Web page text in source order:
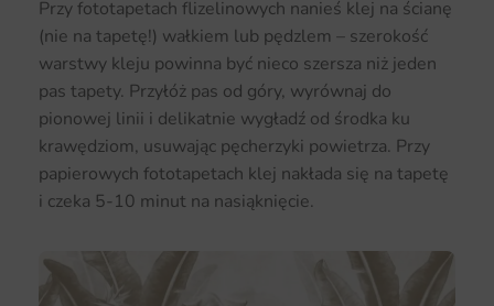
Przy fototapetach flizelinowych nanieś klej na ścianę
(nie na tapetę!) wałkiem lub pędzlem – szerokość
warstwy kleju powinna być nieco szersza niż jeden
pas tapety. Przyłóż pas od góry, wyrównaj do
pionowej linii i delikatnie wygładź od środka ku
krawędziom, usuwając pęcherzyki powietrza. Przy
papierowych fototapetach klej nakłada się na tapetę
i czeka 5-10 minut na nasiąknięcie.